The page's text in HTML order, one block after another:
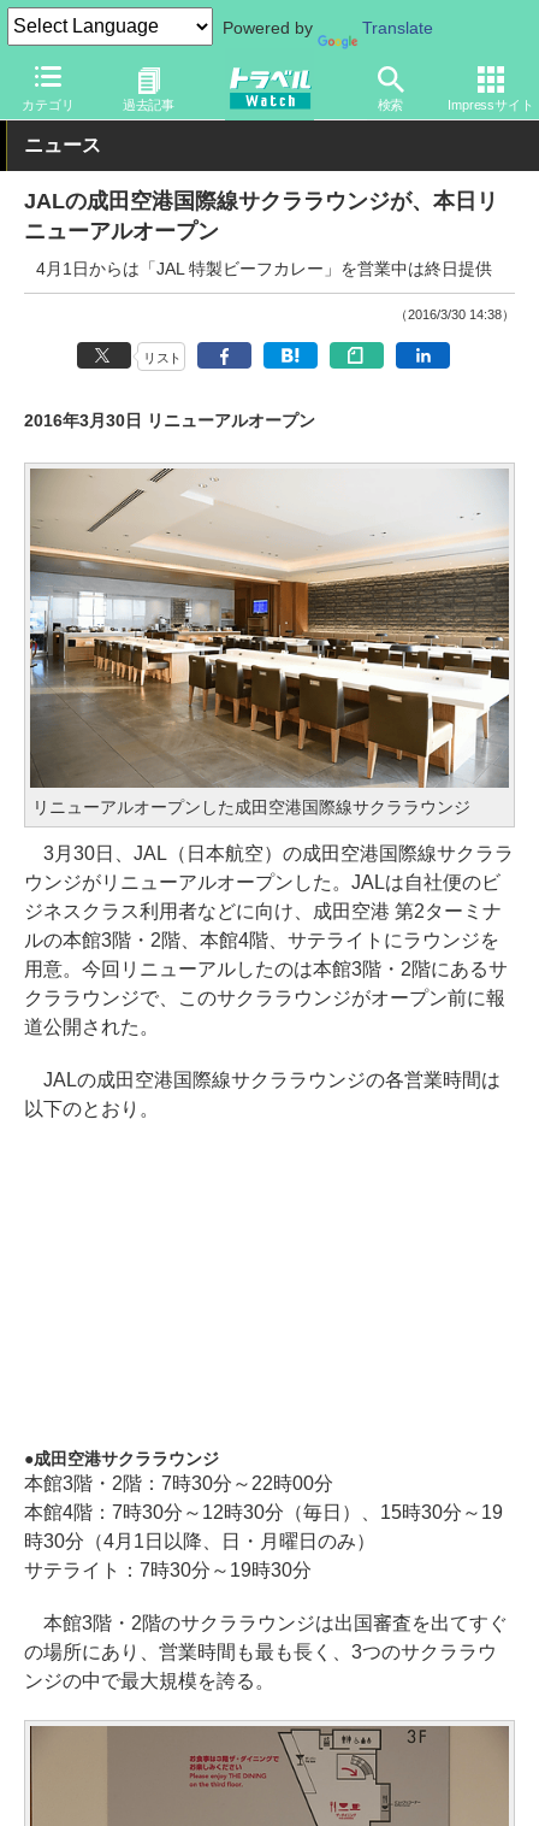
Powered by Translate
カテゴリ 過去記事 検索 Impressサイト
トラベル Watch 旅の方法 空旅 飛行機
ニュース
JALの成田空港国際線サクララウンジが、本日リ
ニューアルオープン
4月1日からは「JAL 特製ビーフカレー」を営業中は終日提供
（2016/3/30 14:38）
リスト
2016年3月30日 リニューアルオープン
リニューアルオープンした成田空港国際線サクララウンジ
3月30日、JAL（日本航空）の成田空港国際線サクララ
ウンジがリニューアルオープンした。JALは自社便のビ
ジネスクラス利用者などに向け、成田空港 第2ターミナ
ルの本館3階・2階、本館4階、サテライトにラウンジを
用意。今回リニューアルしたのは本館3階・2階にあるサ
クララウンジで、このサクララウンジがオープン前に報
道公開された。
JALの成田空港国際線サクララウンジの各営業時間は
以下のとおり。
成田空港サクララウンジ
本館3階・2階：7時30分～22時00分
本館4階：7時30分～12時30分（毎日）、15時30分～19
時30分（4月1日以降、日・月曜日のみ）
サテライト：7時30分～19時30分
本館3階・2階のサクララウンジは出国審査を出てすぐ
の場所にあり、営業時間も最も長く、3つのサクララウ
ンジの中で最大規模を誇る。